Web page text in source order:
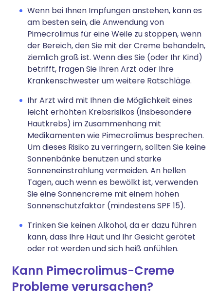
Wenn bei Ihnen Impfungen anstehen, kann es
am besten sein, die Anwendung von
Pimecrolimus für eine Weile zu stoppen, wenn
der Bereich, den Sie mit der Creme behandeln,
ziemlich groß ist. Wenn dies Sie (oder Ihr Kind)
betrifft, fragen Sie Ihren Arzt oder Ihre
Krankenschwester um weitere Ratschläge.
Ihr Arzt wird mit Ihnen die Möglichkeit eines
leicht erhöhten Krebsrisikos (insbesondere
Hautkrebs) im Zusammenhang mit
Medikamenten wie Pimecrolimus besprechen.
Um dieses Risiko zu verringern, sollten Sie keine
Sonnenbänke benutzen und starke
Sonneneinstrahlung vermeiden. An hellen
Tagen, auch wenn es bewölkt ist, verwenden
Sie eine Sonnencreme mit einem hohen
Sonnenschutzfaktor (mindestens SPF 15).
Trinken Sie keinen Alkohol, da er dazu führen
kann, dass Ihre Haut und Ihr Gesicht gerötet
oder rot werden und sich heiß anfühlen.
Kann Pimecrolimus-Creme
Probleme verursachen?